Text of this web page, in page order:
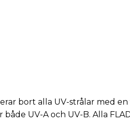
bort alla UV-strålar med en
UV-A och UV-B. Alla